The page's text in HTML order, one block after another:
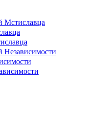
Мстиславца
Независимости